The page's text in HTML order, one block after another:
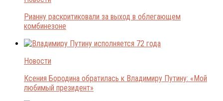
Рианну раскритиковали за выход в облегающем
комбинезоне
Новости
Ксения Бородина обратилась к Владимиру Путину: «Мой
любимый президент»